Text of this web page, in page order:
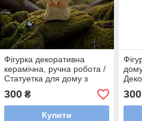
Фігурка декоративна
керамічна, ручна робота /
Статуетка для дому з
300₴
Купити
300